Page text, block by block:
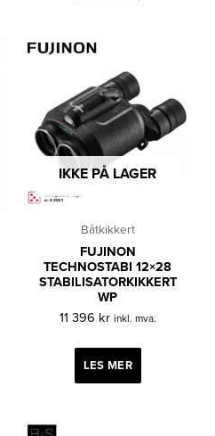
IKKE PÅ LAGER
Båtkikkert
FUJINON
TECHNOSTABI 12×28
STABILISATORKIKKERT
WP
11 396 kr inkl. mva.
LES MER